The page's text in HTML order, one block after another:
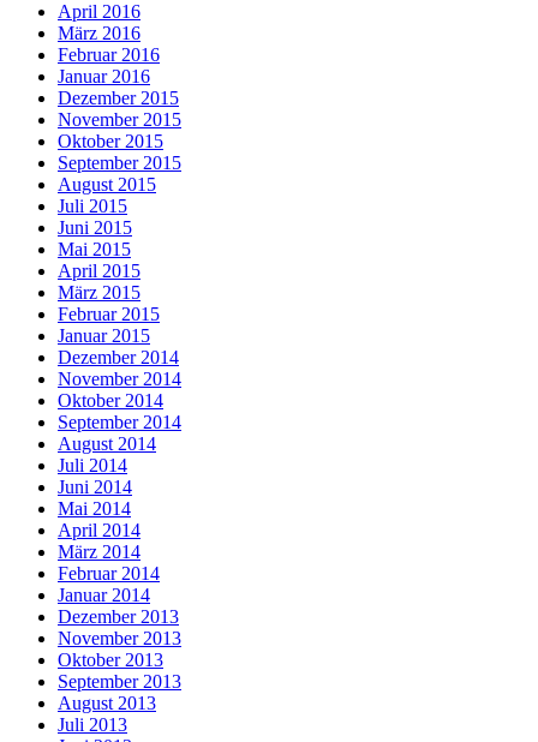
April 2016
März 2016
Februar 2016
Januar 2016
Dezember 2015
November 2015
Oktober 2015
September 2015
August 2015
Juli 2015
Juni 2015
Mai 2015
April 2015
März 2015
Februar 2015
Januar 2015
Dezember 2014
November 2014
Oktober 2014
September 2014
August 2014
Juli 2014
Juni 2014
Mai 2014
April 2014
März 2014
Februar 2014
Januar 2014
Dezember 2013
November 2013
Oktober 2013
September 2013
August 2013
Juli 2013